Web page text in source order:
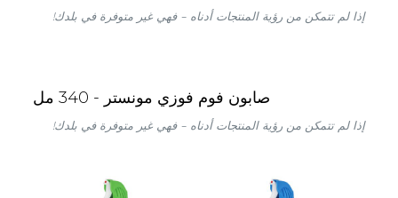
إذا لم تتمكن من رؤية المنتجات أدناه – فهي غير متوفرة في بلدك!
صابون فوم فوزي مونستر - 340 مل
إذا لم تتمكن من رؤية المنتجات أدناه – فهي غير متوفرة في بلدك!